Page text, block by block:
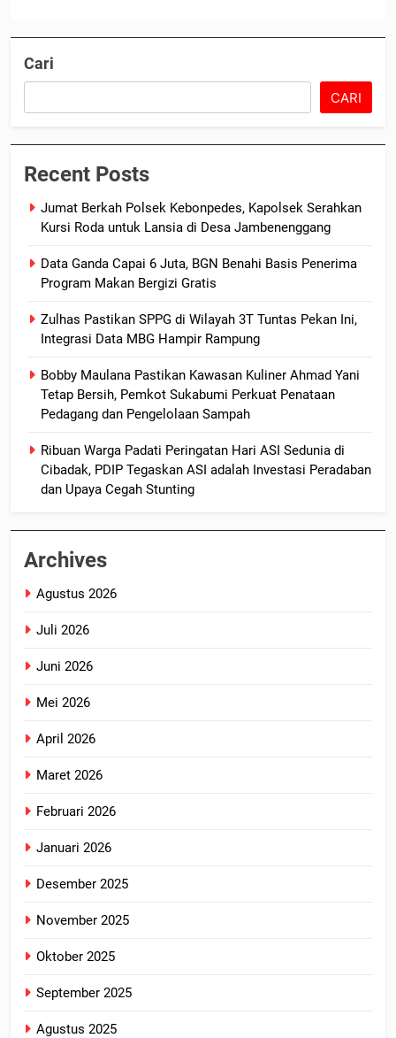
Cari
CARI
Recent Posts
Jumat Berkah Polsek Kebonpedes, Kapolsek Serahkan
Kursi Roda untuk Lansia di Desa Jambenenggang
Data Ganda Capai 6 Juta, BGN Benahi Basis Penerima
Program Makan Bergizi Gratis
Zulhas Pastikan SPPG di Wilayah 3T Tuntas Pekan Ini,
Integrasi Data MBG Hampir Rampung
Bobby Maulana Pastikan Kawasan Kuliner Ahmad Yani
Tetap Bersih, Pemkot Sukabumi Perkuat Penataan
Pedagang dan Pengelolaan Sampah
Ribuan Warga Padati Peringatan Hari ASI Sedunia di
Cibadak, PDIP Tegaskan ASI adalah Investasi Peradaban
dan Upaya Cegah Stunting
Archives
Agustus 2026
Juli 2026
Juni 2026
Mei 2026
April 2026
Maret 2026
Februari 2026
Januari 2026
Desember 2025
November 2025
Oktober 2025
September 2025
Agustus 2025